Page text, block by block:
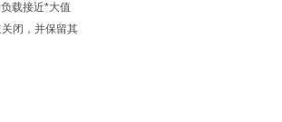
载接近*大值
闭，并保留其